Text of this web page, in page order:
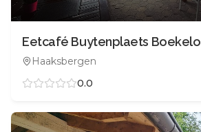
Eetcafé Buytenplaets Boekelo
Haaksbergen
0.0